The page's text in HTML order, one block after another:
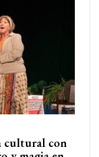
cultural con